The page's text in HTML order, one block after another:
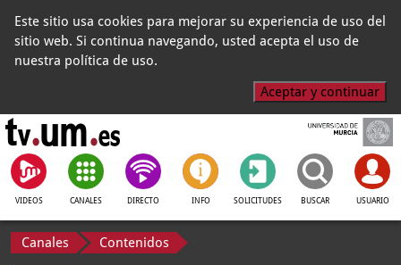
Este sitio usa cookies para mejorar su experiencia de uso del
sitio web. Si continua navegando, usted acepta el uso de
nuestra política de uso.
Aceptar y continuar
VIDEOS CANALES DIRECTO INFO SOLICITUDES BUSCAR USUARIO
Canales Contenidos